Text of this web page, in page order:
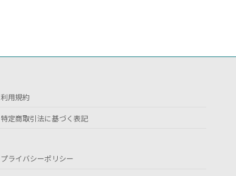
利用規約
特定商取引法に基づく表記
プライバシーポリシー